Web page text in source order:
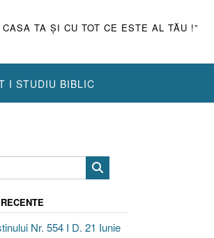
TA ŞI CU TOT CE ESTE AL TĂU !”
I STUDIU BIBLIC
Nr. 554 I D. 21 Iunie